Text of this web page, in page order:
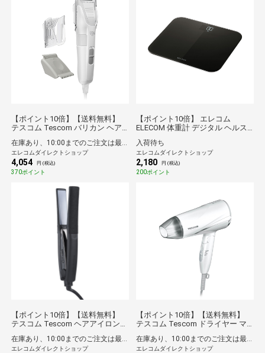
【ポイント10倍】【送料無料】
テスコム Tescom バリカン ヘア
刃の水洗いOK 海外対応 交流式
1.8m ホワイト
在庫あり、10:00までのご注文は最短即日発送
エレコムダイレクトショップ
4,054 円 (税込)
370ポイント
【ポイント10倍】 エレコム
ELECOM 体重計 デジタル ヘルス
動電源ON 強化ガラス天板 最大
150kg対応 LED表示 電池付属 エク
リア ブラック
入荷待ち
エレコムダイレクトショップ
2,180 円 (税込)
200ポイント
【ポイント10倍】【送料無料】
テスコム Tescom ヘアアイロン
オン 25mm 海外対応 温度調整/ロ
ック/メモリー機能 自動OFF 開閉
在庫あり、10:00までのご注文は最短即日発送
エレコムダイレクトショップ
【ポイント10倍】【送料無料】
テスコム Tescom ドライヤー マ
軽量 冷温風 ione ホワイト
TD330B-W/E
在庫あり、10:00までのご注文は最短即日発送
エレコムダイレクトショップ